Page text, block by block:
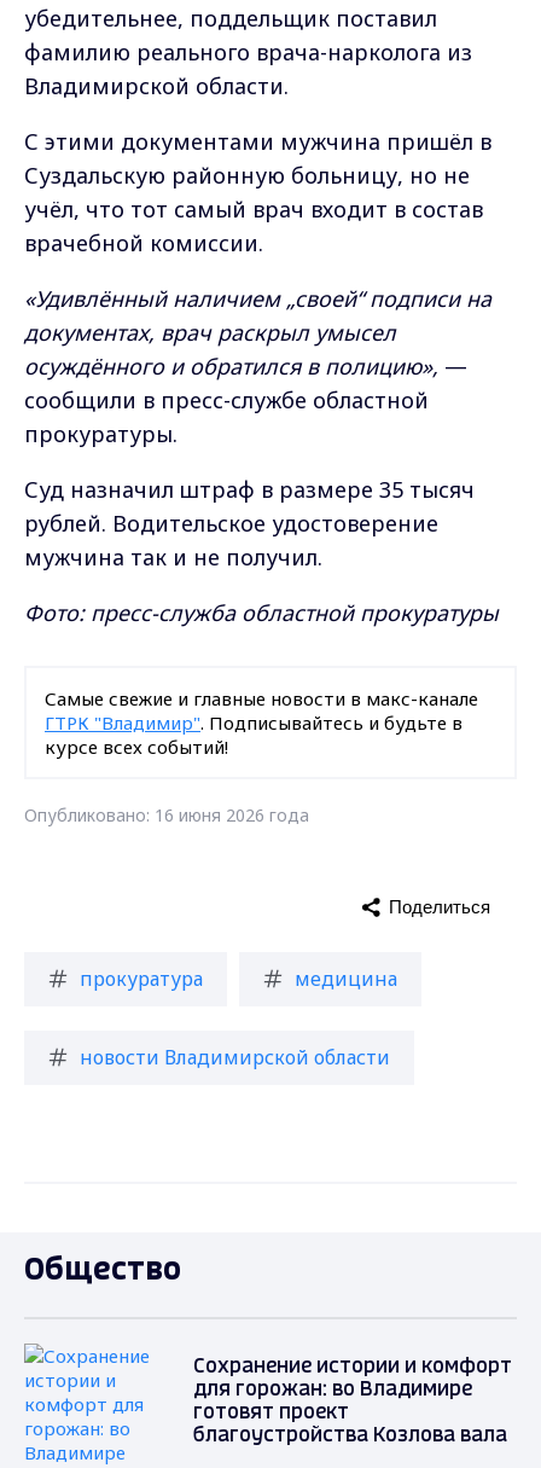
убедительнее, поддельщик поставил
фамилию реального врача-нарколога из
Владимирской области.
С этими документами мужчина пришёл в
Суздальскую районную больницу, но не
учёл, что тот самый врач входит в состав
врачебной комиссии.
«Удивлённый наличием „своей“ подписи на
документах, врач раскрыл умысел
осуждённого и обратился в полицию», —
сообщили в пресс-службе областной
прокуратуры.
Суд назначил штраф в размере 35 тысяч
рублей. Водительское удостоверение
мужчина так и не получил.
Фото: пресс-служба областной прокуратуры
Самые свежие и главные новости в макс-канале
ГТРК "Владимир". Подписывайтесь и будьте в
курсе всех событий!
Опубликовано: 16 июня 2026 года
прокуратура медицина
новости Владимирской области
Поделиться
Общество
Сохранение истории и комфорт
для горожан: во Владимире
готовят проект
благоустройства Козлова вала